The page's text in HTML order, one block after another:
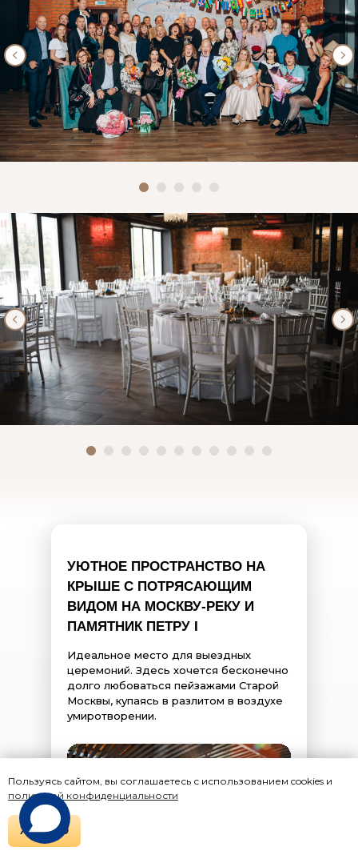
УЮТНОЕ ПРОСТРАНСТВО НА
КРЫШЕ С ПОТРЯСАЮЩИМ
ВИДОМ НА МОСКВУ-РЕКУ И
ПАМЯТНИК ПЕТРУ I
Идеальное место для выездных
церемоний. Здесь хочется бесконечно
долго любоваться пейзажами Старой
Москвы, купаясь в разлитом в воздухе
умиротворении.
Пользуясь сайтом, вы соглашаетесь с использованием cookies и
политикой конфиденциальности
ХОРОШО